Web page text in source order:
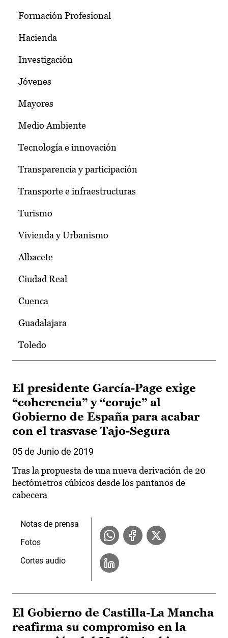
Formación Profesional
Hacienda
Investigación
Jóvenes
Mayores
Medio Ambiente
Tecnología e innovación
Transparencia y participación
Transporte e infraestructuras
Turismo
Vivienda y Urbanismo
Albacete
Ciudad Real
Cuenca
Guadalajara
Toledo
El presidente García-Page exige
“coherencia” y “coraje” al
Gobierno de España para acabar
con el trasvase Tajo-Segura
05 de Junio de 2019
Tras la propuesta de una nueva derivación de 20
hectómetros cúbicos desde los pantanos de
cabecera
Notas de prensa
Fotos
Cortes audio
El Gobierno de Castilla-La Mancha
reafirma su compromiso en la